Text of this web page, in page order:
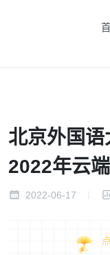
北京外国
2022年云
2022-06-17